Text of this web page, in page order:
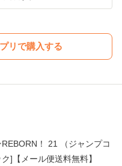
リで購入する
！ 21 （ジャンプコ
]【メール便送料無料】